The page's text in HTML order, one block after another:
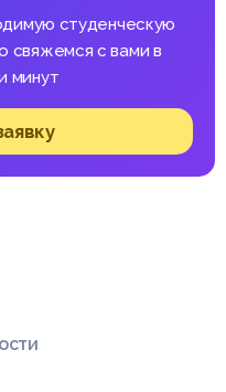
студенческую
свяжемся с вами в
минут